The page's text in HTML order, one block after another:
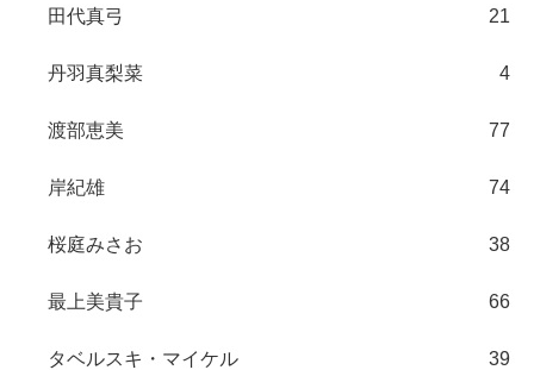
田代真弓 21
丹羽真梨菜 4
渡部恵美 77
岸紀雄 74
桜庭みさお 38
最上美貴子 66
タベルスキ・マイケル 39